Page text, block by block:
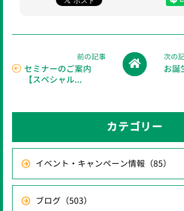
前の記事
セミナーのご案内
【スペシャル...
次の
お誕
カテゴリー
イベント・キャンペーン情報 （85）
ブログ （503）